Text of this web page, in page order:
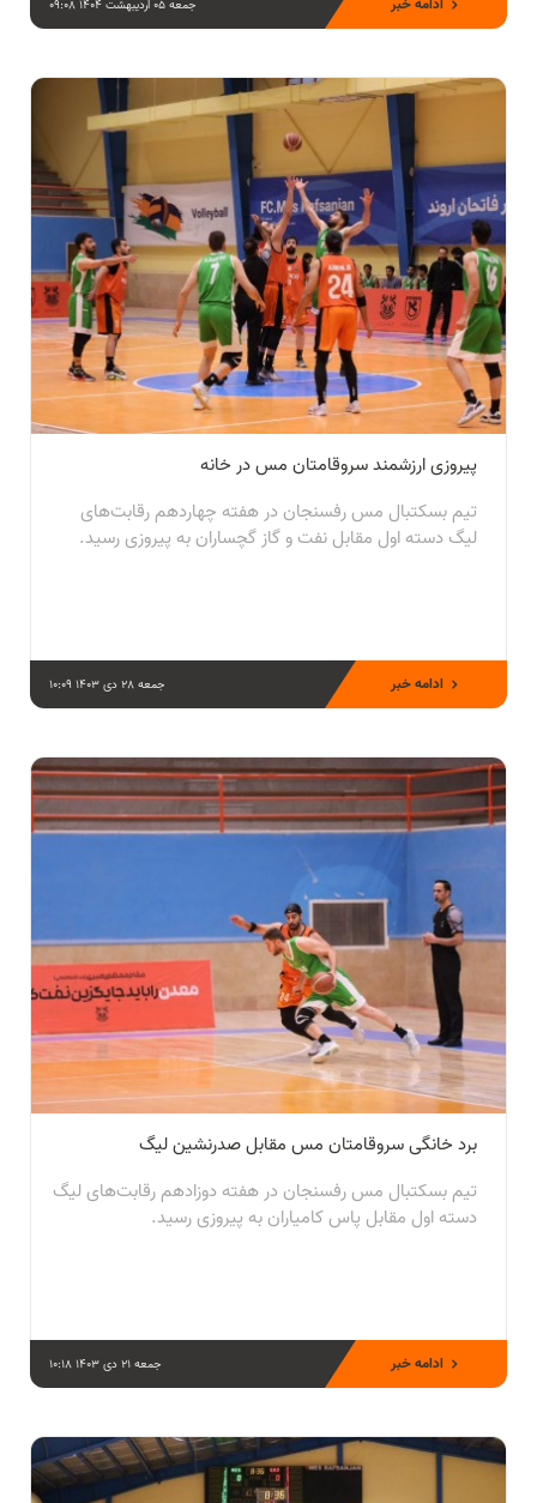
جمعه 05 اردیبهشت 1404 09:08
پیروزی ارزشمند سروقامتان مس در خانه
تیم بسکتبال مس رفسنجان در هفته چهاردهم رقابت‌های
لیگ دسته اول مقابل نفت و گاز گچساران به پیروزی رسید.
جمعه 28 دی 1403 10:09 ادامه خبر
برد خانگی سروقامتان مس مقابل صدرنشین لیگ
تیم بسکتبال مس رفسنجان در هفته دوزادهم رقابت‌های لیگ
دسته اول مقابل پاس کامیاران به پیروزی رسید.
جمعه 21 دی 1403 10:18 ادامه خبر